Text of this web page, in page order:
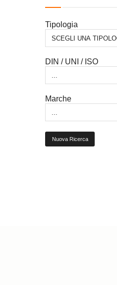
Tipologia
DIN / UNI / ISO
Marche
Nuova Ricerca